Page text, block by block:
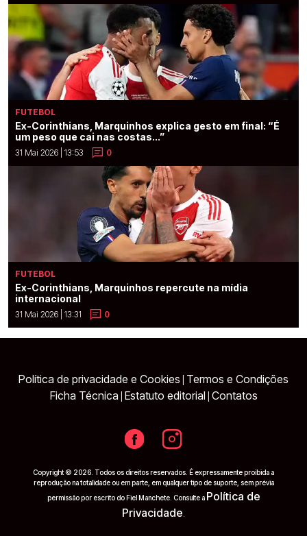
FUTEBOL
Ex-Corinthians, Marquinhos explica gesto em final: “É
um peso que cai nas costas...”
31 Mai 2026 | 13:53 0
FUTEBOL
Ex-Corinthians, Marquinhos repercute na mídia
internacional
31 Mai 2026 | 13:31 0
Política de privacidade e Cookies Termos e Condições
Ficha Técnica Estatuto editorial Contatos
Copyright © 2026. Todos os direitos reservados. É expressamente proibida a
reprodução na totalidade ou em parte, em qualquer tipo de suporte, sem prévia
permissão por escrito do Fiel Manchete. Consulte a Política de
Privacidade